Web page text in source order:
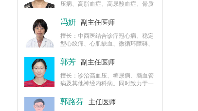
压病、高脂血症、高尿酸血症、骨质
治以及内科系统慢性病的综合治疗。
冯妍 副主任医师
擅长：中西医结合诊疗冠心病、稳定
型心绞痛、心肌缺血、微循环障碍、
系统不适、口腔溃疡、外感疾病、多
汗症、乏力症、失眠、更年期综合
征、闭经、痛经、白带增多等多种内
科、妇科疾病。
郭芳 副主任医师
擅长：诊治高血压、糖尿病、脑血管
病及其他神经内科病。同时致力于一
诉的病因初筛。
郭路芬 主任医师